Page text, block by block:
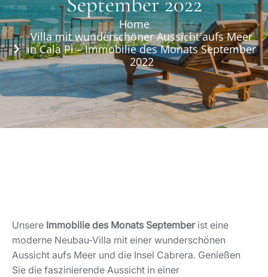
Home
Villa mit wunderschöner Aussicht aufs Meer
in Cala Pi – Immobilie des Monats September
2022
Unsere Immobilie des Monats September ist eine
moderne Neubau-Villa mit einer wunderschönen
Aussicht aufs Meer und die Insel Cabrera. Genießen
Sie die faszinierende Aussicht in einer